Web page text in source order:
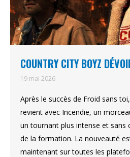
COUNTRY CITY BOYZ
19 mai 2026
Après le succès de Froid sans
revient avec Incendie, un
un tournant plus intense et sans
de la formation. La nouveauté
maintenant sur toutes les